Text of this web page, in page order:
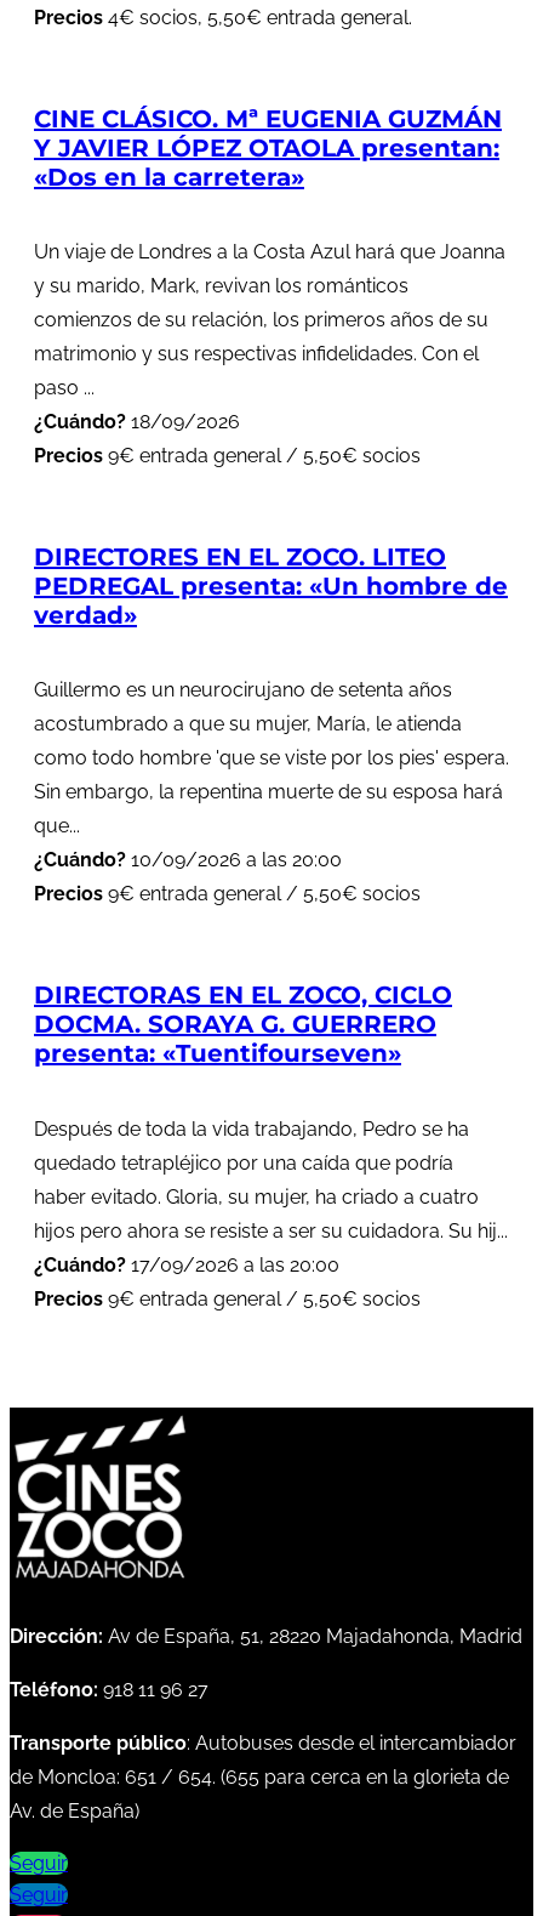
Precios 4€ socios, 5,50€ entrada general.
CINE CLÁSICO. Mª EUGENIA GUZMÁN
Y JAVIER LÓPEZ OTAOLA presentan:
«Dos en la carretera»
Un viaje de Londres a la Costa Azul hará que Joanna
y su marido, Mark, revivan los románticos
comienzos de su relación, los primeros años de su
matrimonio y sus respectivas infidelidades. Con el
paso ...
¿Cuándo? 18/09/2026
Precios 9€ entrada general / 5,50€ socios
DIRECTORES EN EL ZOCO. LITEO
PEDREGAL presenta: «Un hombre de
verdad»
Guillermo es un neurocirujano de setenta años
acostumbrado a que su mujer, María, le atienda
como todo hombre 'que se viste por los pies' espera.
Sin embargo, la repentina muerte de su esposa hará
que...
¿Cuándo? 10/09/2026 a las 20:00
Precios 9€ entrada general / 5,50€ socios
DIRECTORAS EN EL ZOCO, CICLO
DOCMA. SORAYA G. GUERRERO
presenta: «Tuentifourseven»
Después de toda la vida trabajando, Pedro se ha
quedado tetrapléjico por una caída que podría
haber evitado. Gloria, su mujer, ha criado a cuatro
hijos pero ahora se resiste a ser su cuidadora. Su hij...
¿Cuándo? 17/09/2026 a las 20:00
Precios 9€ entrada general / 5,50€ socios
Dirección: Av de España, 51, 28220 Majadahonda, Madrid
Teléfono: 918 11 96 27
Transporte público: Autobuses desde el intercambiador
de Moncloa: 651 / 654. (655 para cerca en la glorieta de
Av. de España)
Seguir
Seguir